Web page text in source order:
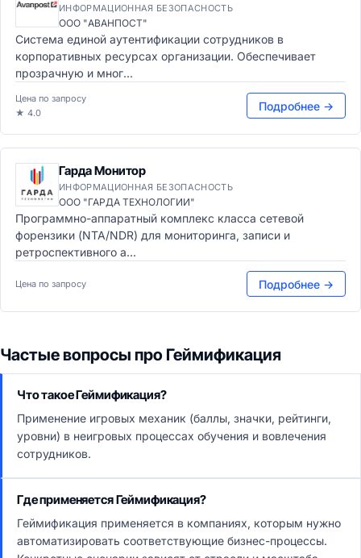
ИНФОРМАЦИОННАЯ БЕЗОПАСНОСТЬ
ООО "АВАНПОСТ"
Система единой аутентификации сотрудников в
корпоративных ресурсах организации. Обеспечивает
прозрачную и мног...
Цена по запросу
★ 4.0
Подробнее →
Гарда Монитор
ИНФОРМАЦИОННАЯ БЕЗОПАСНОСТЬ
ООО "ГАРДА ТЕХНОЛОГИИ"
Программно-аппаратный комплекс класса сетевой
форензики (NTA/NDR) для мониторинга, записи и
ретроспективного а...
Цена по запросу Подробнее →
Частые вопросы про Геймификация
Что такое Геймификация?
Применение игровых механик (баллы, значки, рейтинги,
уровни) в неигровых процессах обучения и вовлечения
сотрудников.
Где применяется Геймификация?
Геймификация применяется в компаниях, которым нужно
автоматизировать соответствующие бизнес-процессы.